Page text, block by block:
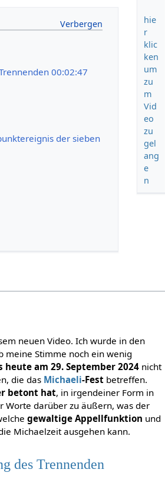
hie
r
klic
ken
um
zu
m
Vid
eo
zu
gel
ang
e
n
00:02:47
der sieben
neuen Video. Ich wurde in den
meine Stimme noch ein wenig
am 29. September 2024 nicht
die das Michaeli-Fest betreffen.
betont hat, in irgendeiner Form in
Worte darüber zu äußern, was der
gewaltige Appellfunktion und
Michaelzeit ausgehen kann.
des Trennenden